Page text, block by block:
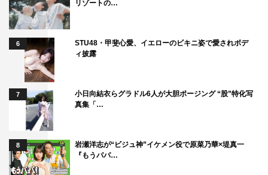
リゾートの…
6
STU48・甲斐心愛、イエローのビキニ姿で愛されボデ
ィ披露
7
小日向結衣らグラドル6人が大胆ポージング “股”特化写
真集「…
8
岩瀬洋志が“ビジュ神”イケメン役で原菜乃華×堤真一
『もうパパ…